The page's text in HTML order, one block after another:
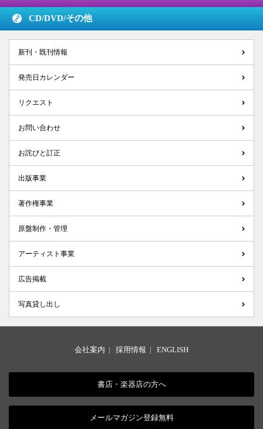
CD/DVD/その他
新刊・既刊情報
発売日カレンダー
リクエスト
お問い合わせ
お詫びと訂正
出版事業
著作権事業
原盤制作・管理
アーティスト事業
広告掲載
写真貸し出し
会社案内 | 採用情報 | ENGLISH
書店・楽器店の方へ
メールマガジン登録無料